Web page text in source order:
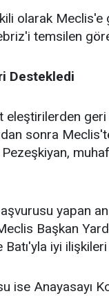
olarak Meclis'e
temsilen
Destekledi
eleştirilerden geri
sonra
yapan
Başkan
iyi
ise Anayasayı